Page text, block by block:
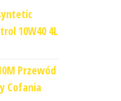
10W40 4L
Przewód
Cofania